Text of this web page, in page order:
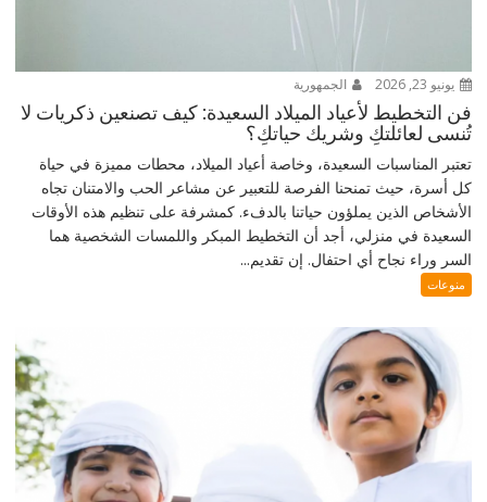
يونيو 23, 2026 الجمهورية
فن التخطيط لأعياد الميلاد السعيدة: كيف تصنعين ذكريات لا
تُنسى لعائلتكِ وشريك حياتكِ؟
تعتبر المناسبات السعيدة، وخاصة أعياد الميلاد، محطات مميزة في حياة
كل أسرة، حيث تمنحنا الفرصة للتعبير عن مشاعر الحب والامتنان تجاه
الأشخاص الذين يملؤون حياتنا بالدفء. كمشرفة على تنظيم هذه الأوقات
السعيدة في منزلي، أجد أن التخطيط المبكر واللمسات الشخصية هما
السر وراء نجاح أي احتفال. إن تقديم...
منوعات